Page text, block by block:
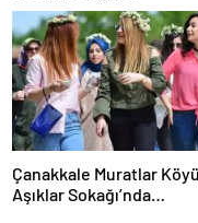
Çanakkale Muratlar
Aşıklar Sokağı’nda